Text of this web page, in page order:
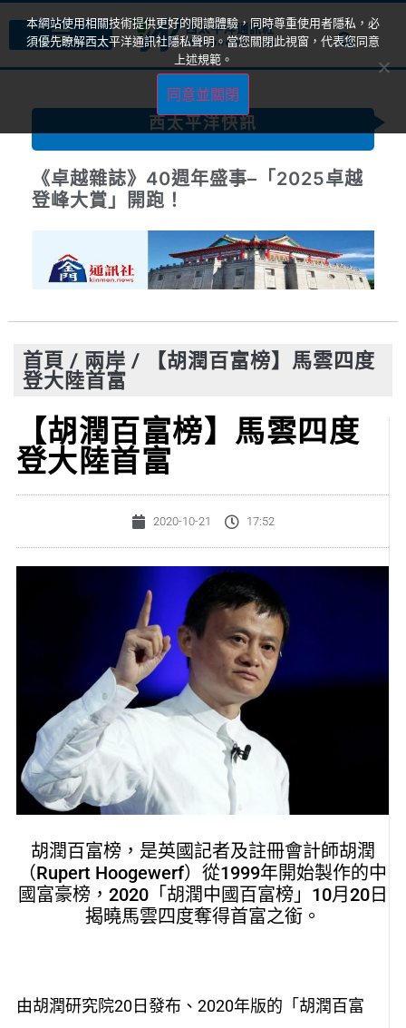
西太平洋快訊
《卓越雜誌》40週年盛事–「2025卓越
登峰大賞」開跑！
首頁 / 兩岸 / 【胡潤百富榜】馬雲四度
登大陸首富
【胡潤百富榜】馬雲四度
登大陸首富
2020-10-21 17:52
胡潤百富榜，是英國記者及註冊會計師胡潤
（Rupert Hoogewerf）從1999年開始製作的中
國富豪榜，2020「胡潤中國百富榜」10月20日
揭曉馬雲四度奪得首富之銜。
由胡潤研究院20日發布、2020年版的「胡潤百富
本網站使用相關技術提供更好的閱讀體驗，同時尊重使用者隱私，必
須優先瞭解西太平洋通訊社隱私聲明。當您關閉此視窗，代表您同意
上述規範。
同意並關閉